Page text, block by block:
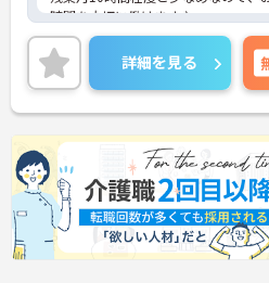
時間を大切に働けます♪
昇給年2回の実績あり！あなたの頑
やすい環境です◎
ご興味のある方には面接ポイントを
で、お気軽にお問い合わせください
詳細を見る